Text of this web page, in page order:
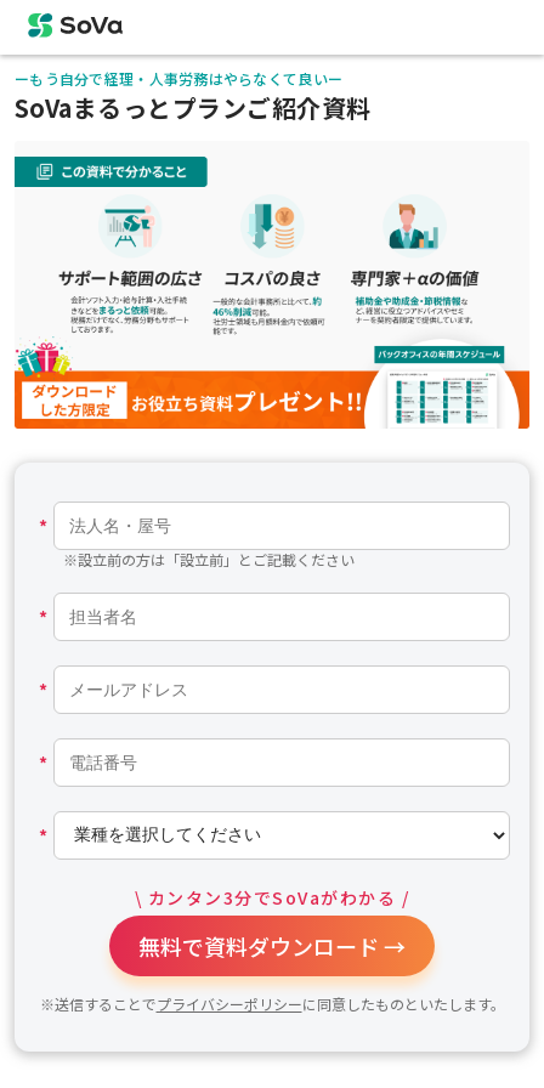
ーもう自分で経理・人事労務はやらなくて良いー
SoVaまるっとプランご紹介資料
*
※設立前の方は「設立前」とご記載ください
*
*
*
*
\ カンタン3分でSoVaがわかる /
無料で資料ダウンロード →
※送信することでプライバシーポリシーに同意したものといたします。